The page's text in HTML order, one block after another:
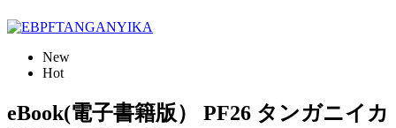
New
Hot
eBook(電子書籍版） PF26 タンガニイカ